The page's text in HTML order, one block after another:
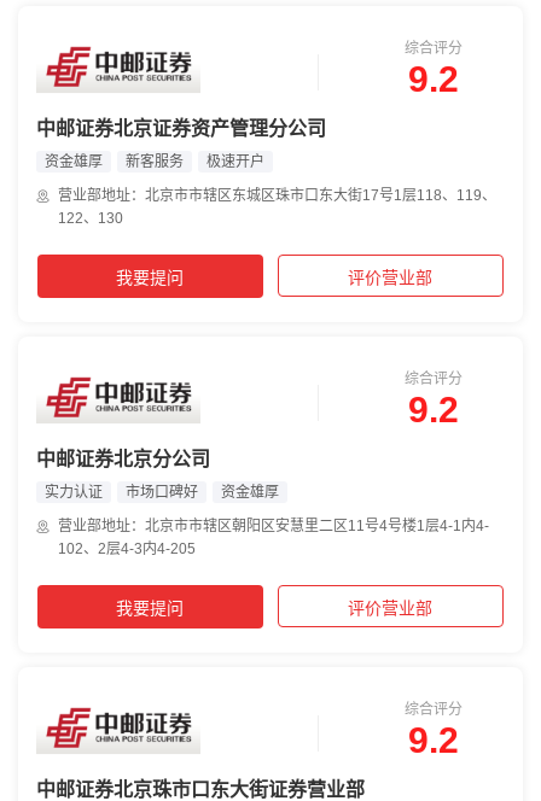
综合评分
9.2
中邮证券北京证券资产管理分公司
资金雄厚 新客服务
极速开户
营业部地址：北京市市辖区东城区珠市口东大街17号1层118、119、
122、130
我要提问 评价营业部
综合评分
9.2
中邮证券北京分公司
实力认证 市场口碑好
资金雄厚
营业部地址：北京市市辖区朝阳区安慧里二区11号4号楼1层4-1内4-
102、2层4-3内4-205
我要提问 评价营业部
综合评分
9.2
中邮证券北京珠市口东大街证券营业部